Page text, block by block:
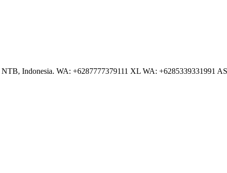
Indonesia. WA: +6287777379111 XL WA: +6285339331991